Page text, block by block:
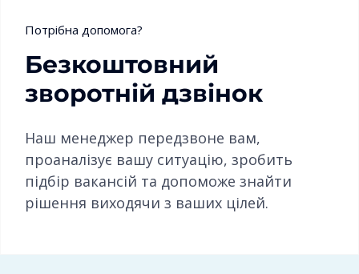
Потрібна допомога?
Безкоштовний
зворотній дзвінок
Наш менеджер передзвоне вам,
проаналізує вашу ситуацію, зробить
підбір вакансій та допоможе знайти
рішення виходячи з ваших цілей.